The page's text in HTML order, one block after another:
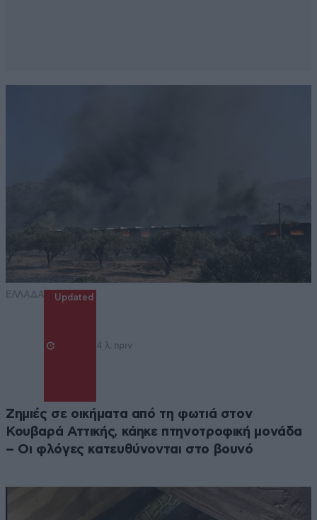
ΕΛΛΑΔΑ Updated
4 λ. πριν
Ζημιές σε οικήματα από τη φωτιά στον
Κουβαρά Αττικής, κάηκε πτηνοτροφική μονάδα
– Οι φλόγες κατευθύνονται στο βουνό